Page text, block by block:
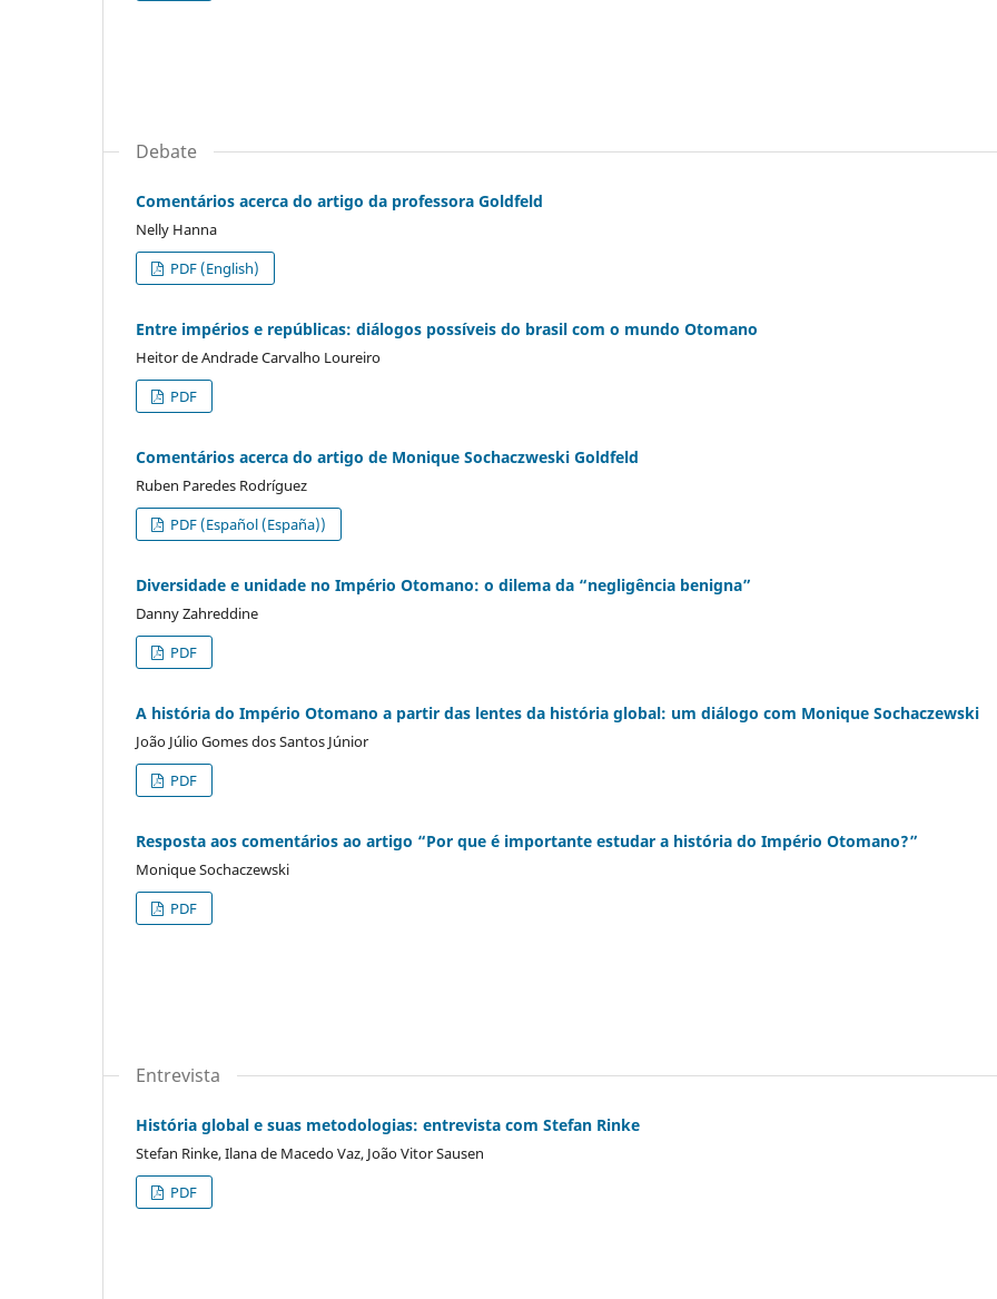
Debate
Comentários acerca do artigo da professora Goldfeld
Nelly Hanna
PDF (English)
Entre impérios e repúblicas: diálogos possíveis do brasil com o mundo Otomano
Heitor de Andrade Carvalho Loureiro
PDF
Comentários acerca do artigo de Monique Sochaczweski Goldfeld
Ruben Paredes Rodríguez
PDF (Español (España))
Diversidade e unidade no Império Otomano: o dilema da “negligência benigna”
Danny Zahreddine
PDF
A história do Império Otomano a partir das lentes da história global: um diálogo com Monique Sochaczewski
João Júlio Gomes dos Santos Júnior
PDF
Resposta aos comentários ao artigo “Por que é importante estudar a história do Império Otomano?”
Monique Sochaczewski
PDF
Entrevista
História global e suas metodologias: entrevista com Stefan Rinke
Stefan Rinke, Ilana de Macedo Vaz, João Vitor Sausen
PDF